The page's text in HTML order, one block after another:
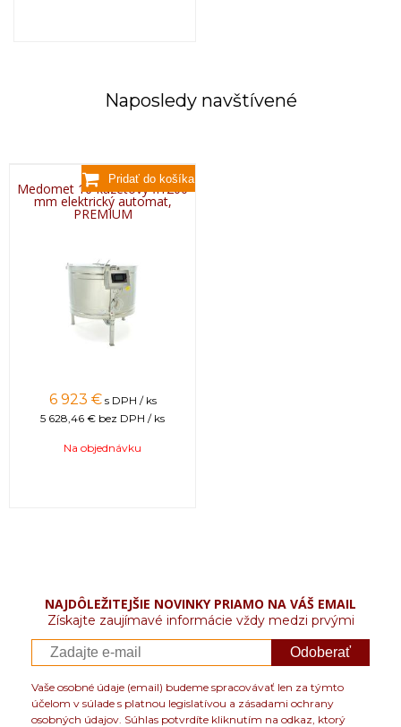
Naposledy navštívené
Medomet 16-kazetový fi1200
mm elektrický automat,
PREMIUM
6 923 € s DPH / ks
5 628,46 € bez DPH / ks
Na objednávku
NAJDÔLEŽITEJŠIE NOVINKY PRIAMO NA VÁŠ EMAIL
Získajte zaujímavé informácie vždy medzi prvými
Odoberať
Vaše osobné údaje (email) budeme spracovávať len za týmto
účelom v súlade s platnou legislatívou a zásadami ochrany
osobných údajov. Súhlas potvrdíte kliknutím na odkaz, ktorý